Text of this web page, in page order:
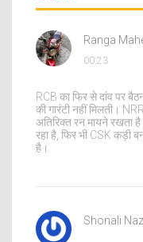
Ranga
00:23
RCB का फिर से दांव पर
की गारंटी नहीं मिलती।
अतिरिक्त रन मायने रखता
रहा है, फिर भी CSK कड़ी
है।
Shonali